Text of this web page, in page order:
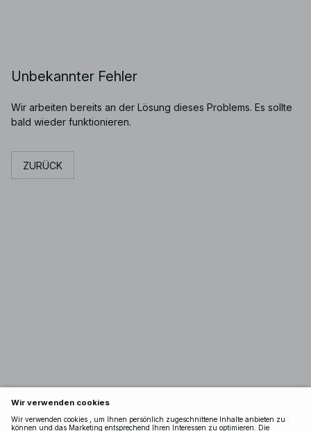
Unbekannter Fehler
Wir arbeiten bereits an der Lösung dieses Problems. Es sollte
bald wieder funktionieren.
ZURÜCK